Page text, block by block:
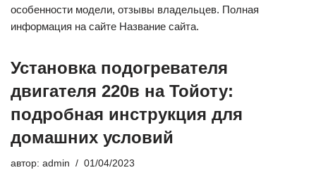
особенности модели, отзывы владельцев. Полная
информация на сайте Название сайта.
Установка подогревателя
двигателя 220в на Тойоту:
подробная инструкция для
домашних условий
автор: admin 01/04/2023